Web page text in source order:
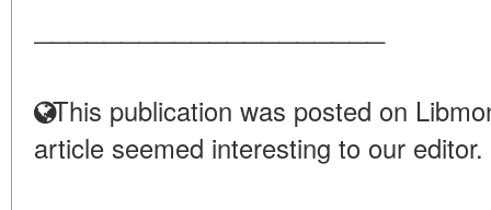
This publication was posted on
article seemed interesting to our editor.